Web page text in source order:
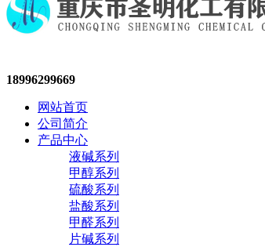
18996299669
网站首页
公司简介
产品中心
液碱系列
甲醇系列
硫酸系列
盐酸系列
甲醛系列
片碱系列